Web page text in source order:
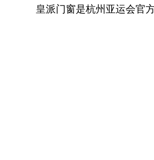
皇派门窗是杭州亚运会官